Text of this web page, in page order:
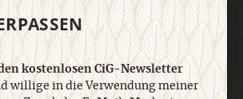
CIG-NEWSLETTER
den kostenlosen CiG-Newsletter
willige in die Verwendung meiner
kostenlosen CiG-Newsletter
willige in die Verwendung meiner